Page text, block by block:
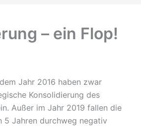
– ein Flop!
Jahr 2016 haben zwar
Konsolidierung des
Außer im Jahr 2019 fallen die
5 Jahren durchweg negativ